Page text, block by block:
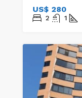
US$ 280
2 1